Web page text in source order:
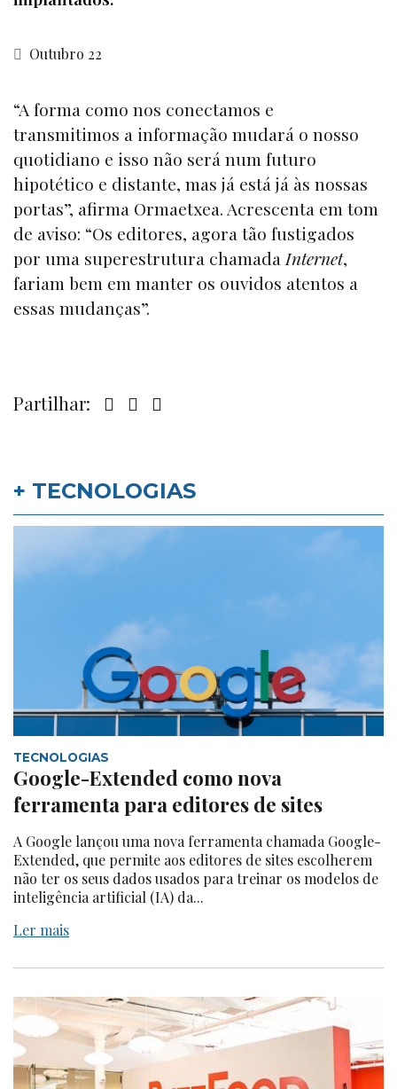
Outubro 22
“A forma como nos conectamos e
transmitimos a informação mudará o nosso
quotidiano e isso não será num futuro
hipotético e distante, mas já está já às nossas
portas”, afirma Ormaetxea. Acrescenta em tom
de aviso: “Os editores, agora tão fustigados
por uma superestrutura chamadaInternet,
fariam bem em manter os ouvidos atentos a
essas mudanças”.
Partilhar:
+ TECNOLOGIAS
TECNOLOGIAS
Google-Extended como nova
ferramenta para editores de sites
A Google lançou uma nova ferramenta chamada Google-
Extended, que permite aos editores de sites escolherem
não ter os seus dados usados para treinar os modelos de
inteligência artificial (IA) da...
Ler mais